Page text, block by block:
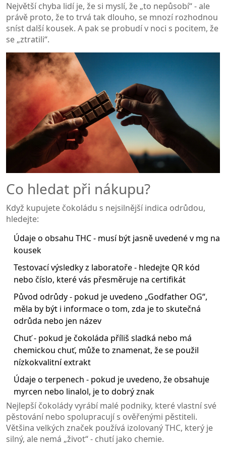
Největší chyba lidí je, že si myslí, že „to nepůsobí“ - ale
právě proto, že to trvá tak dlouho, se mnozí rozhodnou
sníst další kousek. A pak se probudí v noci s pocitem, že
se „ztratili“.
Co hledat při nákupu?
Když kupujete čokoládu s nejsilnější indica odrůdou,
hledejte:
Údaje o obsahu THC - musí být jasně uvedené v mg na
kousek
Testovací výsledky z laboratoře - hledejte QR kód
nebo číslo, které vás přesměruje na certifikát
Původ odrůdy - pokud je uvedeno „Godfather OG“,
měla by být i informace o tom, zda je to skutečná
odrůda nebo jen název
Chuť - pokud je čokoláda příliš sladká nebo má
chemickou chuť, může to znamenat, že se použil
nízkokvalitní extrakt
Údaje o terpenech - pokud je uvedeno, že obsahuje
myrcen nebo linalol, je to dobrý znak
Nejlepší čokolády vyrábí malé podniky, které vlastní své
pěstování nebo spolupracují s ověřenými pěstiteli.
Většina velkých značek používá izolovaný THC, který je
silný, ale nemá „život“ - chutí jako chemie.